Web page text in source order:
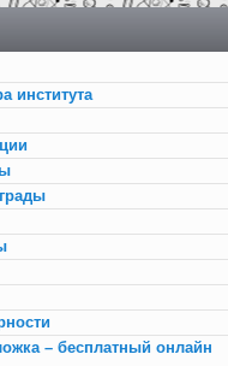
института
– бесплатный онлайн